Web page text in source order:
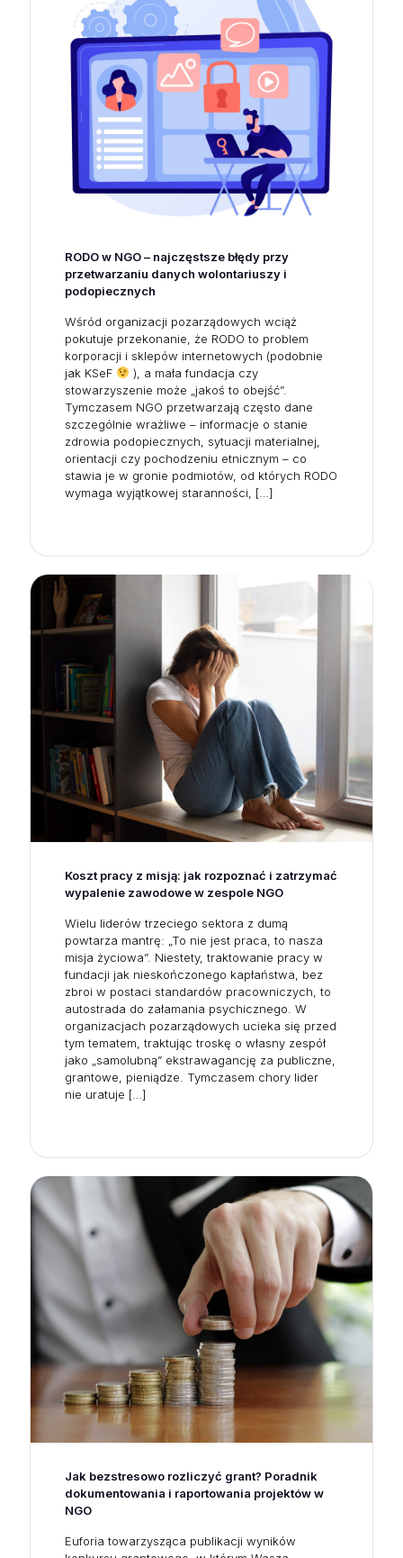
RODO w NGO – najczęstsze błędy przy
przetwarzaniu danych wolontariuszy i
podopiecznych
Wśród organizacji pozarządowych wciąż
pokutuje przekonanie, że RODO to problem
korporacji i sklepów internetowych (podobnie
jak KSeF
), a mała fundacja czy
stowarzyszenie może „jakoś to obejść”.
Tymczasem NGO przetwarzają często dane
szczególnie wrażliwe – informacje o stanie
zdrowia podopiecznych, sytuacji materialnej,
orientacji czy pochodzeniu etnicznym – co
stawia je w gronie podmiotów, od których RODO
wymaga wyjątkowej staranności,
[…]
Koszt pracy z misją: jak rozpoznać i zatrzymać
wypalenie zawodowe w zespole NGO
Wielu liderów trzeciego sektora z dumą
powtarza mantrę: „To nie jest praca, to nasza
misja życiowa”. Niestety, traktowanie pracy w
fundacji jak nieskończonego kapłaństwa, bez
zbroi w postaci standardów pracowniczych, to
autostrada do załamania psychicznego. W
organizacjach pozarządowych ucieka się przed
tym tematem, traktując troskę o własny zespół
jako „samolubną” ekstrawagancję za publiczne,
grantowe, pieniądze. Tymczasem chory lider
nie uratuje […]
Jak bezstresowo rozliczyć grant? Poradnik
dokumentowania i raportowania projektów w
NGO
Euforia towarzysząca publikacji wyników